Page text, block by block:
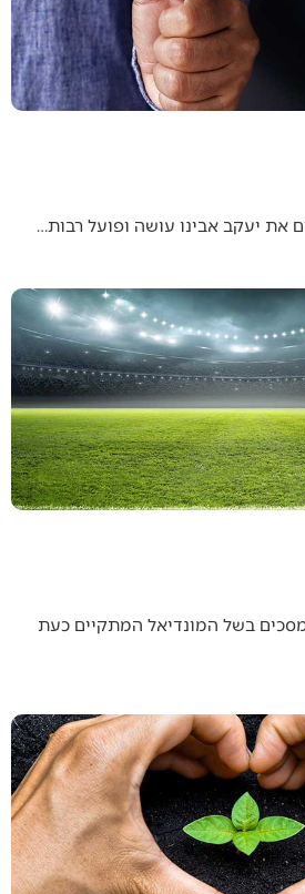
את יעקב אבינו עושה ופועל רבות…
בשל המונדיאל המתקיים כעת